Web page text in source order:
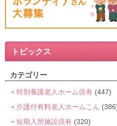
トピックス
カテゴリー
特別養護老人ホーム倶有 (447)
介護付有料老人ホームこん
短期入所施設倶有 (320)